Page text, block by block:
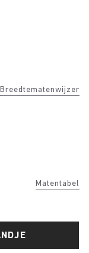
Breedtematenwijzer
Matentabel